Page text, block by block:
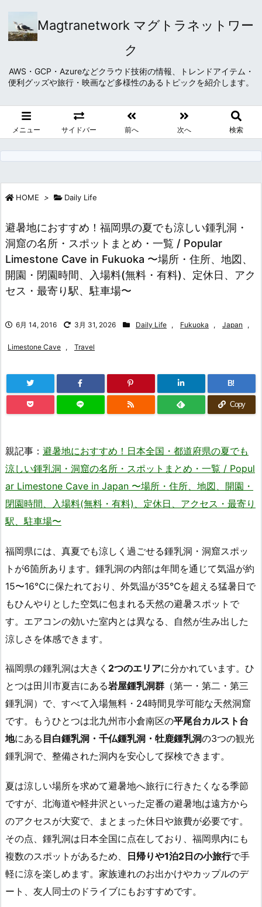
Magtranetwork マグトラネットワー
ク
AWS・GCP・Azureなどクラウド技術の情報、トレンドアイテム・
便利グッズや旅行・映画など多様性のあるトピックを紹介します。
メニュー サイドバー 前へ 次へ 検索
HOME > Daily Life
避暑地におすすめ！福岡県の夏でも涼しい鍾乳洞・
洞窟の名所・スポットまとめ・一覧 / Popular
Limestone Cave in Fukuoka 〜場所・住所、地図、
開園・閉園時間、入場料(無料・有料)、定休日、アク
セス・最寄り駅、駐車場〜
6月 14, 2016 3月 31, 2026 Daily Life , Fukuoka , Japan ,
Limestone Cave , Travel
B!
Copy
親記事： 避暑地におすすめ！日本全国・都道府県の夏でも
涼しい鍾乳洞・洞窟の名所・スポットまとめ・一覧 / Popul
ar Limestone Cave in Japan 〜場所・住所、地図、開園・
閉園時間、入場料(無料・有料)、定休日、アクセス・最寄り
駅、駐車場〜
福岡県には、真夏でも涼しく過ごせる鍾乳洞・洞窟スポッ
トが6箇所あります。鍾乳洞の内部は年間を通じて気温が約
15〜16℃に保たれており、外気温が35℃を超える猛暑日で
もひんやりとした空気に包まれる天然の避暑スポットで
す。エアコンの効いた室内とは異なる、自然が生み出した
涼しさを体感できます。
福岡県の鍾乳洞は大きく 2つのエリアに分かれています。ひ
とつは田川市夏吉にある岩屋鍾乳洞群 （第一・第二・第三
鍾乳洞）で、すべて入場無料・24時間見学可能な天然洞窟
です。もうひとつは北九州市小倉南区の平尾台カルスト台
地にある 目白鍾乳洞・千仏鍾乳洞・牡鹿鍾乳洞の3つの観光
鍾乳洞で、整備された洞内を安心して探検できます。
夏は涼しい場所を求めて避暑地へ旅行に行きたくなる季節
ですが、北海道や軽井沢といった定番の避暑地は遠方から
のアクセスが大変で、まとまった休日や旅費が必要です。
その点、鍾乳洞は日本全国に点在しており、福岡県内にも
複数のスポットがあるため、
日帰りや1泊2日の小旅行で手
軽に涼を楽しめます。家族連れのお出かけやカップルのデ
ート、友人同士のドライブにもおすすめです。